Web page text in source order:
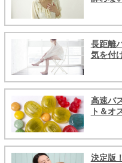
長距離
気を付
高速バ
ト＆オ
決定版